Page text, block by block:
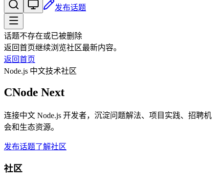
发布话题
话题不存在或已被删除
返回首页继续浏览社区最新内容。
返回首页
Node.js 中文技术社区
CNode Next
连接中文 Node.js 开发者，沉淀问题解法、项目实践、招聘机
会和生态资源。
发布话题了解社区
社区